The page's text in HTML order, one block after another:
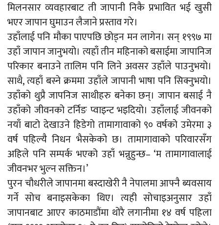
मिलनसार व्यवहारबाट ती जापानी निकै प्रभावित भई खुसी
भएर जापान घुमाउन लैजाने प्रस्ताव गरे।
उहाँलाई पनि मौका पाएपछि छोड्न मन लागेन। सन् १९९७ मा
उहाँ जापान जानुभयो। त्यहाँ तीन महिनाको बसाईमा जापानिज
परिकार बनाउने तालिम पनि लिने अवसर उहाँले पाउनुभयो।
साथै, त्यहाँ बस्ने क्रममा उहाँले जापानी भाषा पनि सिक्नुभयो।
उहाँको थुप्रै जापनिज साथीहरु बनेका छन्। जापान बसाई नै
उहाँको जीवनको टर्निङ प्वाइन्ट भइदियो। उहाँलाई जीवनको
नयाँ बाटो देखाउने हिडेगो तामागावाको ९० वर्षको उमेरमा ३
वर्ष पहिल्यै निधन भैसकेको छ। तामागावाको परिवारसँग
अहिले पनि सम्पर्क भएको उहाँ भन्नुहुन्छ– ‘म तामागावालाई
जीवनभर भुल्न सक्तिन।’
पुरन चौधरीले जापानमा बस्दाखेरी नै नेपालमा आफ्नै ब्यवसाय
गर्ने सोच बनाइसकेका थिए। त्यही सोचाइअनुसार उहाँ
जापानबाट आएर काठमाडौंमा थोरै लगानीमा १४ वर्ष पहिला